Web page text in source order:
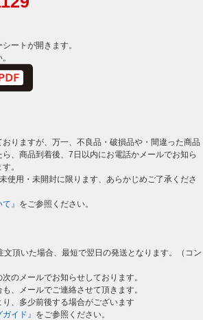
ートが開きます。
りますが、万一、不良品・破損品や・間違った商品
、商品到着後、7日以内にお電話かメールでお知ら
。
使用・未開封に限ります、あらかじめご了承くださ
』 をご参照ください。
頂いた場合、最短で翌日の発送となります。（コン
のメールでお知らせしております。
、メールでご連絡させて頂きます。
、多少前後する場合がございます
イド』 をご参照ください。